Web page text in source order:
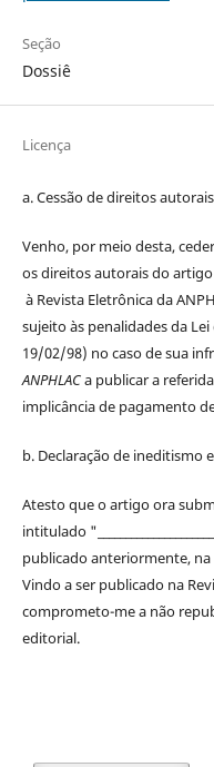
Seção
Dossiê
Licença
a. Cessão dedireitosautorais
Venho, por meio desta,
osdireitosautoraisdo artigo
à Revista Eletrônica da
sujeito às penalidades da Lei
19/02/98) no caso de sua
ANPHLACa publicar a
implicância de pagamento
b. Declaração de ineditismo
Atesto que o artigo ora
intitulado
publicado anteriormente,
Vindo a ser publicado na
comprometo-me a não
editorial.